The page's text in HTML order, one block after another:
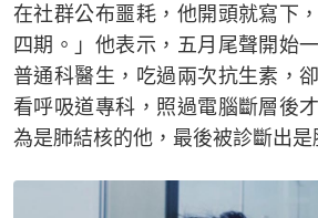
在社群公布噩耗，他開頭就寫下
四期。」他表示，五月尾聲開始
普通科醫生，吃過兩次抗生素，
看呼吸道專科，照過電腦斷層後
為是肺結核的他，最後被診斷出是